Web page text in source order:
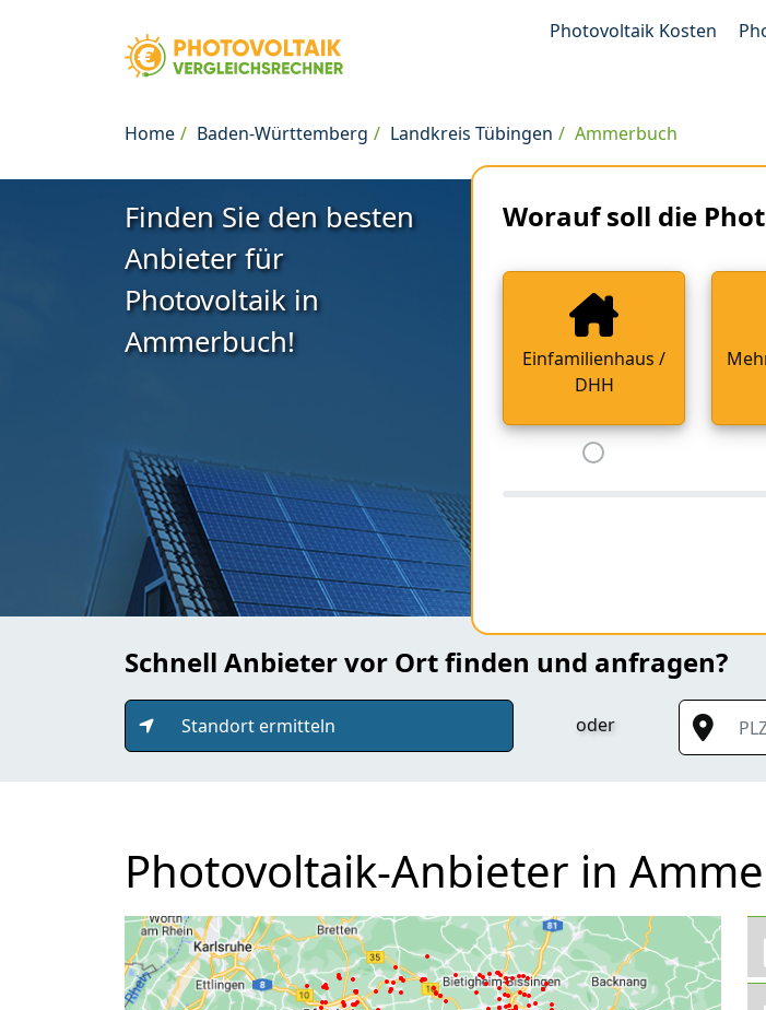
Photovoltaik Kosten
Home Baden-Württemberg Landkreis Tübingen Ammerbuch
Finden Sie den besten
Anbieter für
Photovoltaik in
Ammerbuch!
Worauf soll die
Einfamilienhaus /
DHH
Schnell Anbieter vor Ort finden und anfragen?
Standort ermitteln oder
PLZ oder
Photovoltaik-Anbieter in